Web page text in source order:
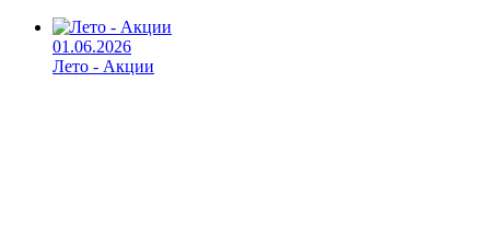
01.06.2026
Лето - Акции